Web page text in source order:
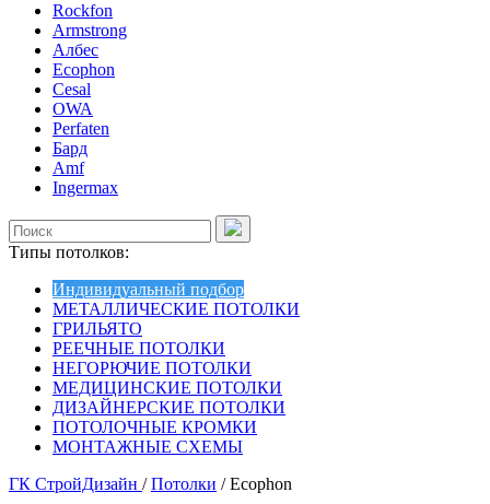
Rockfon
Armstrong
Албес
Ecophon
Cesal
OWA
Perfaten
Бард
Amf
Ingermax
Типы потолков:
Индивидуальный подбор
МЕТАЛЛИЧЕСКИЕ ПОТОЛКИ
ГРИЛЬЯТО
РЕЕЧНЫЕ ПОТОЛКИ
НЕГОРЮЧИЕ ПОТОЛКИ
МЕДИЦИНСКИЕ ПОТОЛКИ
ДИЗАЙНЕРСКИЕ ПОТОЛКИ
ПОТОЛОЧНЫЕ КРОМКИ
МОНТАЖНЫЕ СХЕМЫ
ГК СтройДизайн /Потолки /Ecophon